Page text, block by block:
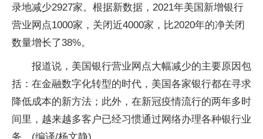
录地减少2927家。根据新数据，2021年美国新增银行
营业网点1000家，关闭近4000家，比2020年的净关闭
数量增长了38%。
报道说，美国银行营业网点大幅减少的主要原因包
括：在金融数字化转型的时代，美国各家银行都在寻求
降低成本的新方法；此外，在新冠疫情流行的两年多时
间里，越来越多客户已经习惯通过网络办理各种银行业